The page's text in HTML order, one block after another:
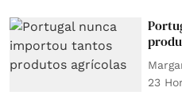
23